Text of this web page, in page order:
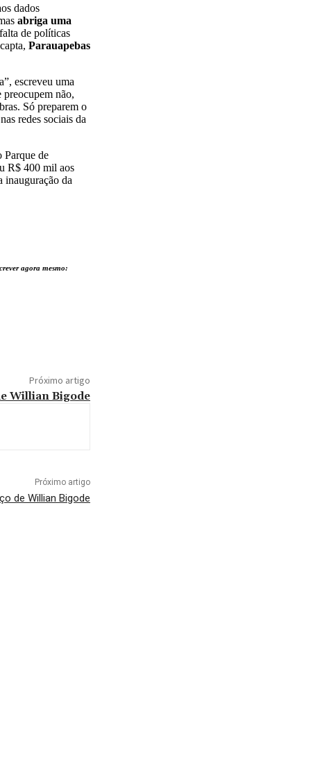
dados
abriga uma
de políticas
Parauapebas
escreveu uma
preocupem não,
Só preparem o
redes sociais da
Parque de
R$ 400 mil aos
inauguração da
agora mesmo:
Próximo artigo
Willian Bigode
Próximo artigo
de Willian Bigode